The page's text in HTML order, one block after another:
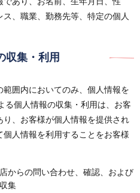
、職業、勤務先等、特定の個人
収集・利用
囲内においてのみ、個人情報を
る個人情報の収集・利用は、お客
、お客様が個人情報を提供され
人情報を利用することをお客様
からの問い合わせ、確認、および
集